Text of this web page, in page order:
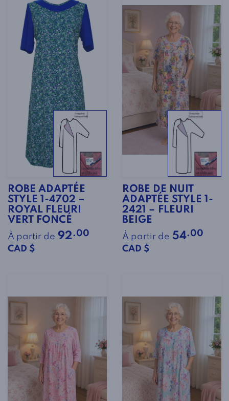
ROBE ADAPTÉE
STYLE 1-4702 –
ROYAL FLEURI
VERT FONCÉ
À partir de 92.00
CAD $
ROBE DE NUIT
ADAPTÉE STYLE 1-
2421 – FLEURI
BEIGE
À partir de 54.00
CAD $